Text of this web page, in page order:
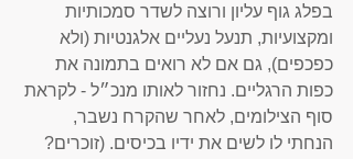
בפלג גוף עליון ורוצה לשדר סמכותיות
ומקצועיות, תנעל נעליים אלגנטיות (ולא
כפכפים), גם אם לא רואים בתמונה את
כפות הרגליים. נחזור לאותו מנכ״ל - לקראת
סוף הצילומים, לאחר שהקרח נשבר,
הנחתי לו לשים את ידיו בכיסים. (זוכרים?